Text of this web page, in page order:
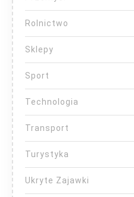
Rolnictwo
Sklepy
Sport
Technologia
Transport
Turystyka
Ukryte Zajawki